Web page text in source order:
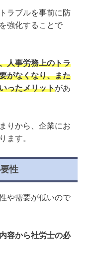
ラブルを事前に防
強化することで
人事労務上のトラ
がなくなり、また
ったメリットがあ
りから、企業にお
ます。
性
や需要が低いので
容から社労士の必